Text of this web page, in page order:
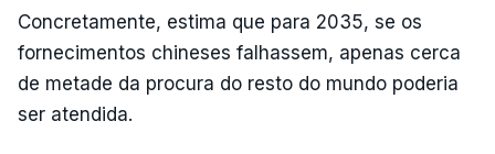
Concretamente, estima que para 2035, se os
fornecimentos chineses falhassem, apenas cerca
de metade da procura do resto do mundo poderia
ser atendida.